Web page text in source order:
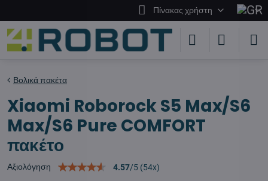
Πίνακας χρήστη
Βολικά πακέτα
Xiaomi Roborock S5 Max/S6
Max/S6 Pure COMFORT
πακέτο
Αξιολόγηση 4.57/5 (54x)